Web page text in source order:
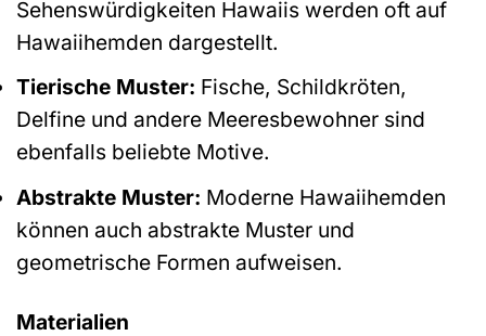
Sehenswürdigkeiten Hawaiis werden oft auf
Hawaiihemden dargestellt.
Tierische Muster: Fische, Schildkröten,
Delfine und andere Meeresbewohner sind
ebenfalls beliebte Motive.
Abstrakte Muster: Moderne Hawaiihemden
können auch abstrakte Muster und
geometrische Formen aufweisen.
Materialien